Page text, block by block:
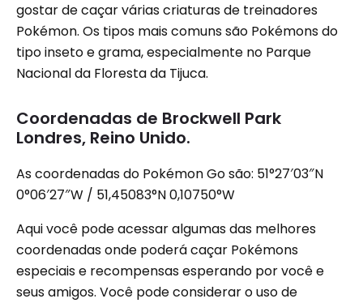
gostar de caçar várias criaturas de treinadores
Pokémon. Os tipos mais comuns são Pokémons do
tipo inseto e grama, especialmente no Parque
Nacional da Floresta da Tijuca.
Coordenadas de Brockwell Park
Londres, Reino Unido.
As coordenadas do Pokémon Go são: 51°27′03″N
0°06′27″W / 51,45083°N 0,10750°W
Aqui você pode acessar algumas das melhores
coordenadas onde poderá caçar Pokémons
especiais e recompensas esperando por você e
seus amigos. Você pode considerar o uso de